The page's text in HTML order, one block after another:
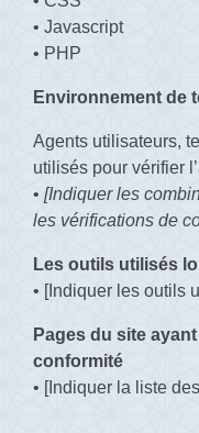
• Javascript
• PHP
Environnement de
Agents utilisateurs,
utilisés pour vérifier
• [Indiquer les
les vérifications de
Les outils utilisés
• [Indiquer les outils
Pages du site
conformité
• [Indiquer la liste